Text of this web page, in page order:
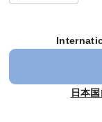
日本